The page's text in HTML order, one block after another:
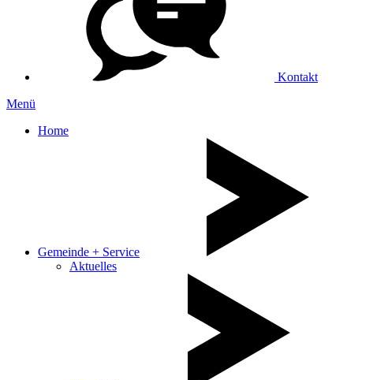
Kontakt
Menü
Home
Gemeinde + Service
Aktuelles